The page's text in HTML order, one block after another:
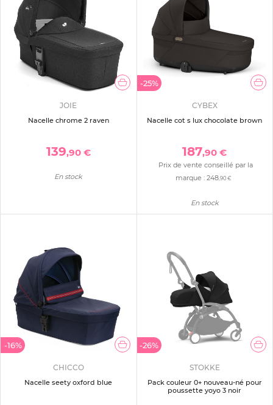
JOIE
Nacelle chrome 2 raven
139,90 €
En stock
-25%
CYBEX
Nacelle cot s lux chocolate brown
187,90 €
Prix de vente conseillé par la
marque : 248,90 €
En stock
-16%
CHICCO
Nacelle seety oxford blue
-26%
STOKKE
Pack couleur 0+ nouveau-né pour
poussette yoyo 3 noir